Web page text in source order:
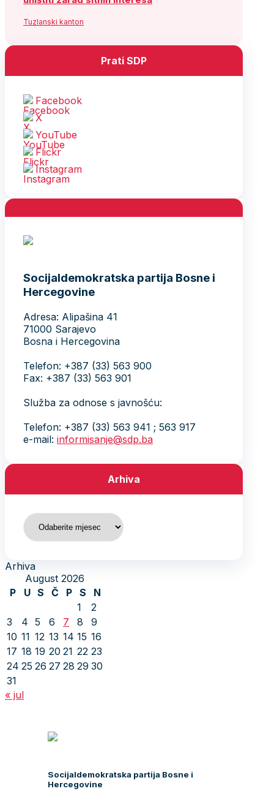
Tuzlanski kanton
Prati SDP
Facebook
X
YouTube
Flickr
Instagram
Socijaldemokratska partija Bosne i
Hercegovine
Adresa: Alipašina 41
71000 Sarajevo
Bosna i Hercegovina
Telefon: +387 (33) 563 900
Fax: +387 (33) 563 901
Služba za odnose s javnošću:
Telefon: +387 (33) 563 941 ; 563 917
e-mail: informisanje@sdp.ba
Arhiva
Arhiva
Arhiva
August 2026
P
U S Č P S
N
1
2
3
4 5 6 7 8
9
10 11 12 13 14 15 16
17 18 19 20 21 22 23
24 25 26 27 28 29 30
31
« jul
Socijaldemokratska partija Bosne i
Hercegovine